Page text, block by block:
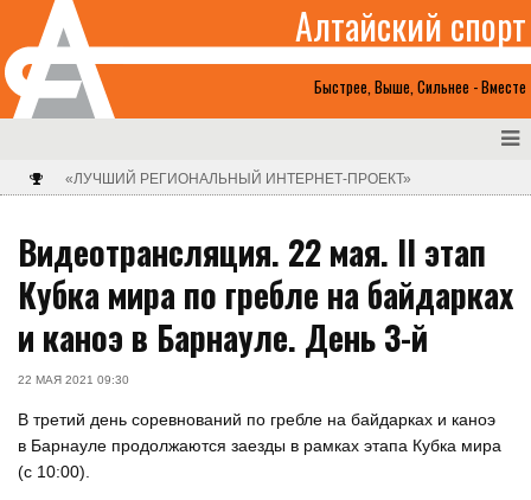
Быстрее, Выше, Сильнее - Вместе
Алтайский спорт
«ЛУЧШИЙ РЕГИОНАЛЬНЫЙ ИНТЕРНЕТ-ПРОЕКТ»
Видеотрансляция. 22 мая. II этап
Кубка мира по гребле на байдарках
и каноэ в Барнауле. День 3-й
22 МАЯ 2021 09:30
В третий день соревнований по гребле на байдарках и каноэ
в Барнауле продолжаются заезды в рамках этапа Кубка мира
(с 10:00).